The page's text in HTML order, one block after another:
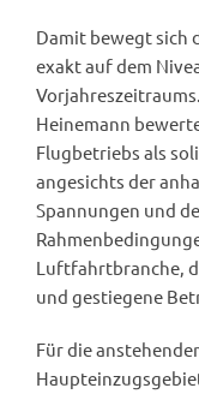
Damit bewegt sich
exakt auf dem
Heinemann
Flugbetriebs als
angesichts der
Spannungen und
Luftfahrtbranche,
und gestiegene
Für die